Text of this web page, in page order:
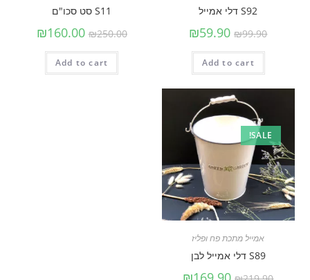
S92 דלי אמייל
₪99.90
₪59.90
Add to cart
S11 סט סכו"ם
₪250.00
₪160.00
Add to cart
SALE!
אמייל מתכת פח ופליז
S89 דלי אמייל לבן